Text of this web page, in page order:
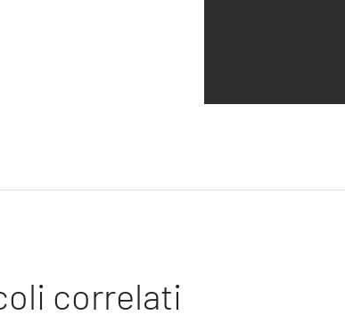
correlati